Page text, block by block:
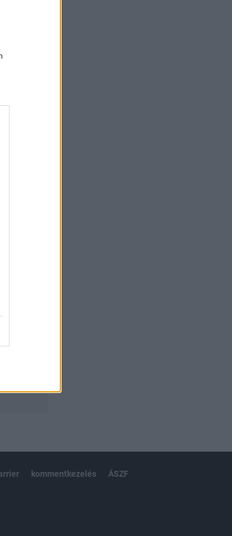
és Jens
fogja
kommentkezelés ÁSZF